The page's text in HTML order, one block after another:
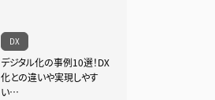
DX
デジタル化の事例10選！DX
化との違いや実現しやす
い…